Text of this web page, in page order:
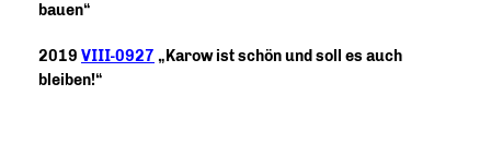
bauen“
2019 VIII-0927 Karow ist schön und soll es auch
bleiben!“